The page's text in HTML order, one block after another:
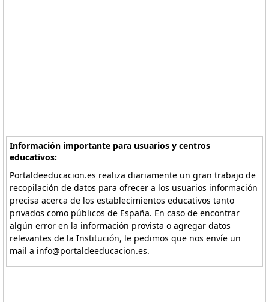
Información importante para usuarios y centros
educativos:
Portaldeeducacion.es realiza diariamente un gran trabajo de
recopilación de datos para ofrecer a los usuarios información
precisa acerca de los establecimientos educativos tanto
privados como públicos de España. En caso de encontrar
algún error en la información provista o agregar datos
relevantes de la Institución, le pedimos que nos envíe un
mail a info@portaldeeducacion.es.